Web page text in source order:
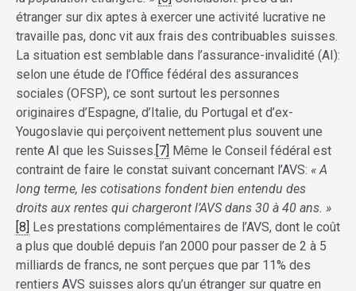
étranger sur dix aptes à exercer une activité lucrative ne
travaille pas, donc vit aux frais des contribuables suisses.
La situation est semblable dans l’assurance-invalidité (AI):
selon une étude de l’Office fédéral des assurances
sociales (OFSP), ce sont surtout les personnes
originaires d’Espagne, d’Italie, du Portugal et d’ex-
Yougoslavie qui perçoivent nettement plus souvent une
rente AI que les Suisses.[7] Même le Conseil fédéral est
contraint de faire le constat suivant concernant l’AVS: « A
long terme, les cotisations fondent bien entendu des
droits aux rentes qui chargeront l’AVS dans 30 à 40 ans. »
[8] Les prestations complémentaires de l’AVS, dont le coût
a plus que doublé depuis l’an 2000 pour passer de 2 à 5
milliards de francs, ne sont perçues que par 11% des
rentiers AVS suisses alors qu’un étranger sur quatre en